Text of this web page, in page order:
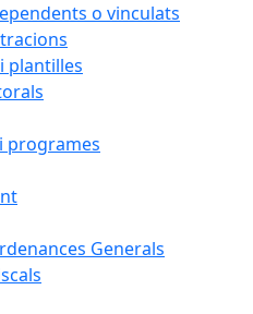
o vinculats
plantilles
programes
Generals